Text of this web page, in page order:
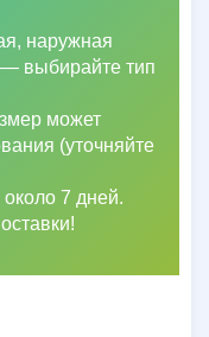
наружная
— выбирайте тип
может
(уточняйте
7 дней.